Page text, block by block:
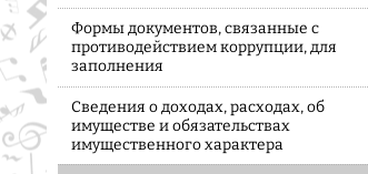
Формы документов, связанные с
противодействием коррупции, для
заполнения
Сведения о доходах, расходах, об
имуществе и обязательствах
имущественного характера